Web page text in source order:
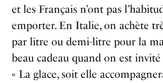
et les Français n’ont pas
emporter. En Italie, on achète
par litre ou demi-litre pour la
beau cadeau quand on est
« La glace, soit elle